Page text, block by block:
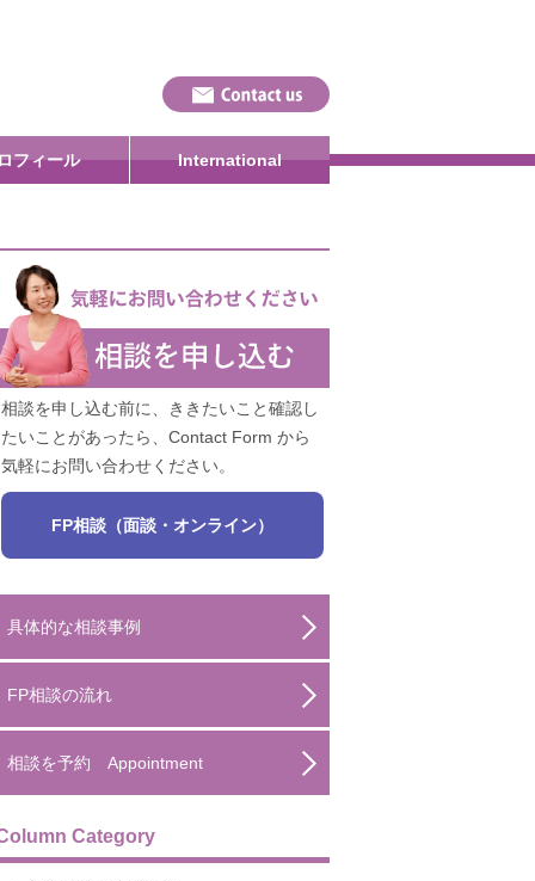
フィール International
相談を申し込む前に、ききたいこと確認し
たいことがあったら、Contact Form から
気軽にお問い合わせください。
FP相談（面談・オンライン）
具体的な相談事例
FP相談の流れ
相談を予約 Appointment
Category